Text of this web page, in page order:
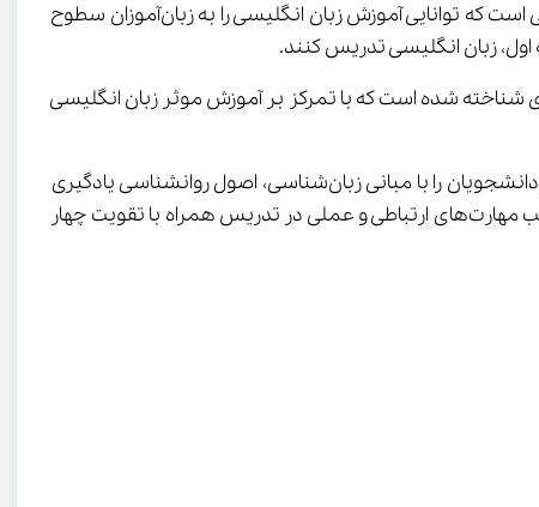
شنیداری، گفتاری و نوشتاری می‌شود، تمرکز دارد. همان‌طور که از عنوان این رشته مشخص است، هدف از طراحی آن تربیت مدرسینی است که توانایی آموزش زبان انگلیسی را به زبان‌آموزان سطوح
از علوم تربیتی و زبان‌شناسی کاربردی شناخته شده است که با تمرکز بر آموزش موثر زبان انگلیسی
در واقع، این رشته از منظر تخصصی ترکیبی از علوم زبان، آموزش و کاربرد فناوری در آموزش زبان است و در طول دوران تحصیل نیز دانشجویان را با مبانی زبان‌شناسی، اصول روانشناسی یادگیری
زبان، روش‌های تدریس زبان دوم، طراحی مواد آموزشی و تکنولوژی آشنا می‌سازد. در نهایت، لازم به ذکر است که تاکید این دوره بر کسب مهارت‌های ارتباطی و عملی در تدریس همراه با تقویت چهار